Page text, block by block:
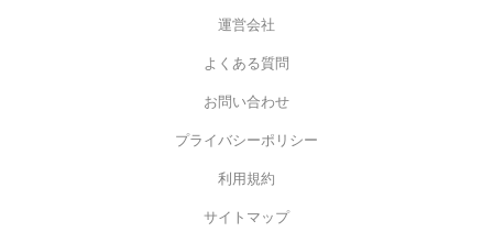
運営会社
よくある質問
お問い合わせ
プライバシーポリシー
利用規約
サイトマップ